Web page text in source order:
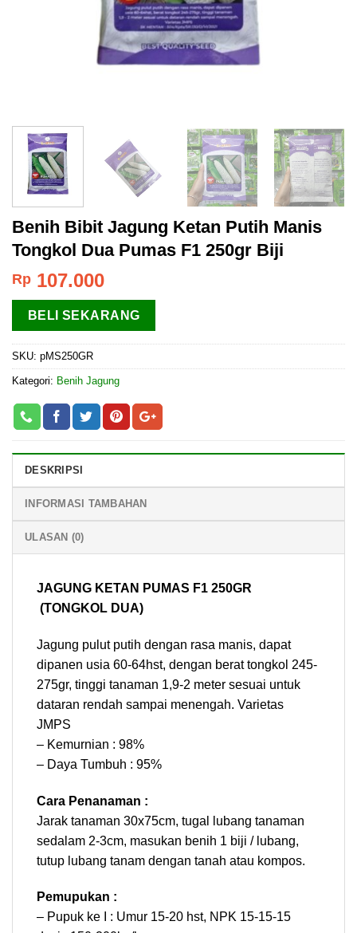
Benih Bibit Jagung Ketan Putih Manis
Tongkol Dua Pumas F1 250gr Biji
Rp 107.000
BELI SEKARANG
SKU: pMS250GR
Kategori: Benih Jagung
DESKRIPSI
INFORMASI TAMBAHAN
ULASAN (0)
JAGUNG KETAN PUMAS F1 250GR
(TONGKOL DUA)
Jagung pulut putih dengan rasa manis, dapat
dipanen usia 60-64hst, dengan berat tongkol 245-
275gr, tinggi tanaman 1,9-2 meter sesuai untuk
dataran rendah sampai menengah. Varietas
JMPS
– Kemurnian : 98%
– Daya Tumbuh : 95%
Cara Penanaman :
Jarak tanaman 30x75cm, tugal lubang tanaman
sedalam 2-3cm, masukan benih 1 biji / lubang,
tutup lubang tanam dengan tanah atau kompos.
Pemupukan :
– Pupuk ke I : Umur 15-20 hst, NPK 15-15-15